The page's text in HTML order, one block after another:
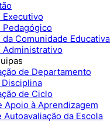
Executivo
Pedagógico
Comunidade Educativa
Administrativo
de Departamento
de Ciclo
Apoio à Aprendizagem
Autoavaliação da Escola